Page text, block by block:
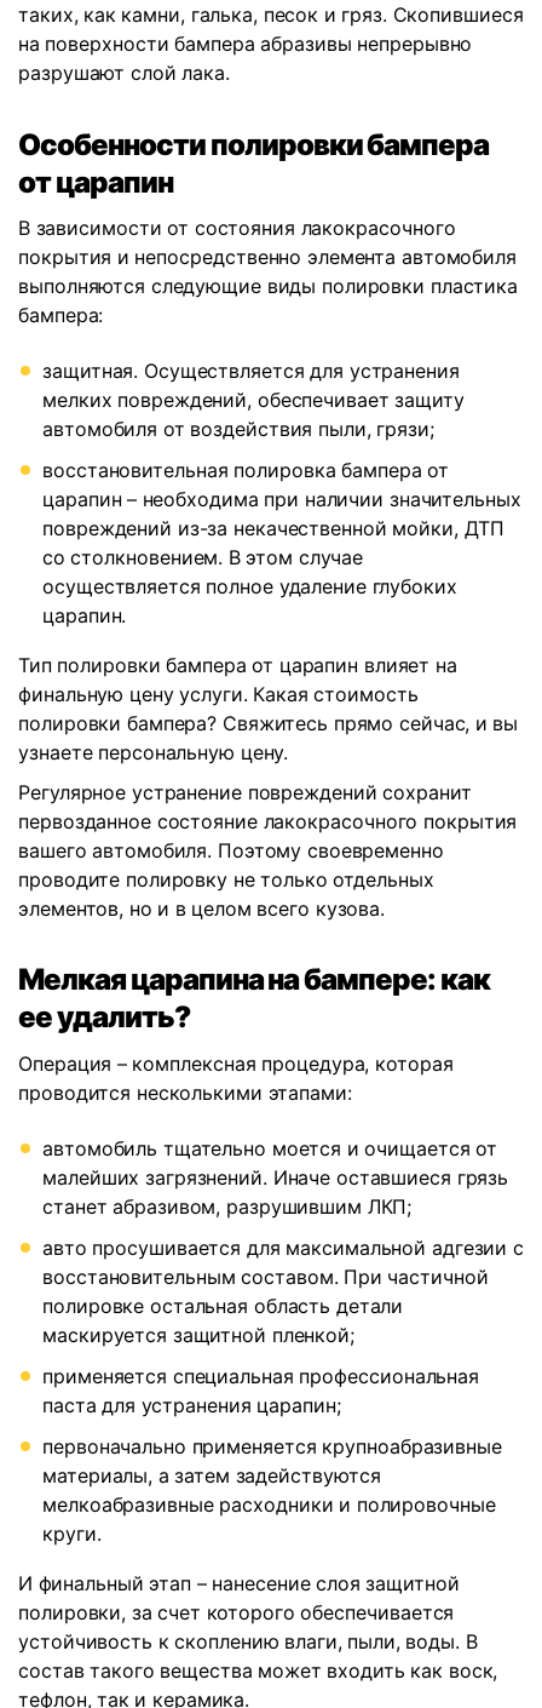
таких, как камни, галька, песок и гряз. Скопившиеся
на поверхности бампера абразивы непрерывно
разрушают слой лака.
Особенности полировки бампера
от царапин
В зависимости от состояния лакокрасочного
покрытия и непосредственно элемента автомобиля
выполняются следующие виды полировки пластика
бампера:
защитная. Осуществляется для устранения
мелких повреждений, обеспечивает защиту
автомобиля от воздействия пыли, грязи;
восстановительная полировка бампера от
царапин – необходима при наличии значительных
повреждений из-за некачественной мойки, ДТП
со столкновением. В этом случае
осуществляется полное удаление глубоких
царапин.
Тип полировки бампера от царапин влияет на
финальную цену услуги. Какая стоимость
полировки бампера? Свяжитесь прямо сейчас, и вы
узнаете персональную цену.
Регулярное устранение повреждений сохранит
первозданное состояние лакокрасочного покрытия
вашего автомобиля. Поэтому своевременно
проводите полировку не только отдельных
элементов, но и в целом всего кузова.
Мелкая царапина на бампере: как
ее удалить?
Операция – комплексная процедура, которая
проводится несколькими этапами:
автомобиль тщательно моется и очищается от
малейших загрязнений. Иначе оставшиеся грязь
станет абразивом, разрушившим ЛКП;
авто просушивается для максимальной адгезии с
восстановительным составом. При частичной
полировке остальная область детали
маскируется защитной пленкой;
применяется специальная профессиональная
паста для устранения царапин;
первоначально применяется крупноабразивные
материалы, а затем задействуются
мелкоабразивные расходники и полировочные
круги.
И финальный этап – нанесение слоя защитной
полировки, за счет которого обеспечивается
устойчивость к скоплению влаги, пыли, воды. В
состав такого вещества может входить как воск,
тефлон, так и керамика.